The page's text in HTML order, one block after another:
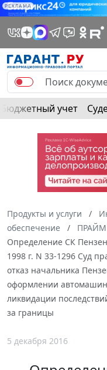
РЕКЛАМА
Бюджетный учет
Продукты и услуги
обеспечение
ПРАЙМ
Определение СК
1998 г. N 33-1296 Суд
отказ начальника
оформлении
ликвидации
за границы
5 декабря 2016